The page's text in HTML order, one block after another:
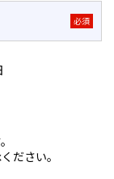
必須
ださい。